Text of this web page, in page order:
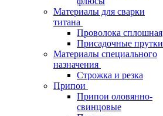
Материалы для сварки
титана
Проволока сплошная
Присадочные прутки
Материалы специального
назначения
Строжка и резка
Припои
Припои оловянно-
свинцовые